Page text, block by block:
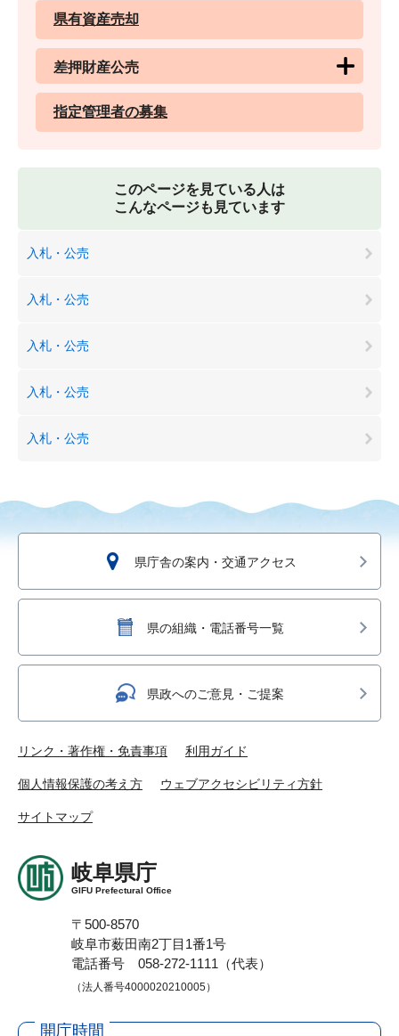
県有資産売却
差押財産公売
指定管理者の募集
このページを見ている人は
こんなページも見ています
入札・公売
入札・公売
入札・公売
入札・公売
入札・公売
県庁舎の案内・交通アクセス
県の組織・電話番号一覧
県政へのご意見・ご提案
リンク・著作権・免責事項 利用ガイド
個人情報保護の考え方 ウェブアクセシビリティ方針
サイトマップ
岐阜県庁
GIFU Prefectural Office
〒500-8570
岐阜市薮田南2丁目1番1号
電話番号 058-272-1111（代表）
（法人番号4000020210005）
開庁時間